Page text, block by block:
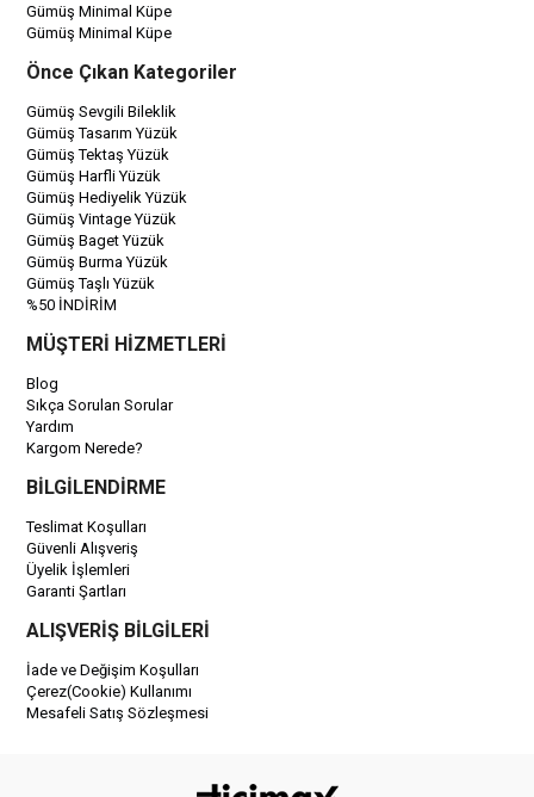
Gümüş Minimal Küpe
Gümüş Minimal Küpe
Önce Çıkan Kategoriler
Gümüş Sevgili Bileklik
Gümüş Tasarım Yüzük
Gümüş Tektaş Yüzük
Gümüş Harfli Yüzük
Gümüş Hediyelik Yüzük
Gümüş Vintage Yüzük
Gümüş Baget Yüzük
Gümüş Burma Yüzük
Gümüş Taşlı Yüzük
%50 İNDİRİM
MÜŞTERİ HİZMETLERİ
Blog
Sıkça Sorulan Sorular
Yardım
Kargom Nerede?
BİLGİLENDİRME
Teslimat Koşulları
Güvenli Alışveriş
Üyelik İşlemleri
Garanti Şartları
ALIŞVERİŞ BİLGİLERİ
İade ve Değişim Koşulları
Çerez(Cookie) Kullanımı
Mesafeli Satış Sözleşmesi